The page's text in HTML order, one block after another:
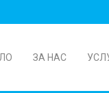
ЗА НАС